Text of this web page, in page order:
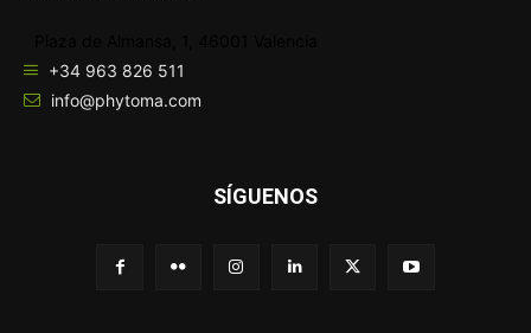
+34 963 826 511
info@phytoma.com
SÍGUENOS